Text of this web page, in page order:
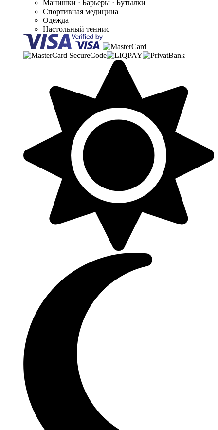
Манишки · Барьеры · Бутылки
Спортивная медицина
Одежда
Настольный теннис